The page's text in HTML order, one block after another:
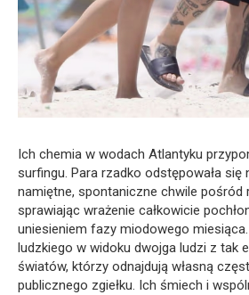
Ich chemia w wodach Atlantyku
surfingu. Para rzadko odstępowała się
namiętne, spontaniczne chwile pośród
sprawiając wrażenie całkowicie
uniesieniem fazy miodowego
ludzkiego w widoku dwojga ludzi z tak
światów, którzy odnajdują własną
publicznego zgiełku. Ich śmiech i